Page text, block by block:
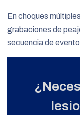
En choques
grabaciones de
secuencia de